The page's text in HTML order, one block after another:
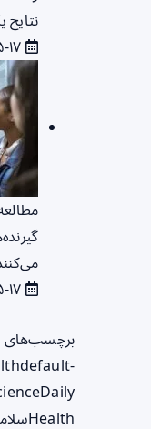
برچسب‌های
default-
Health